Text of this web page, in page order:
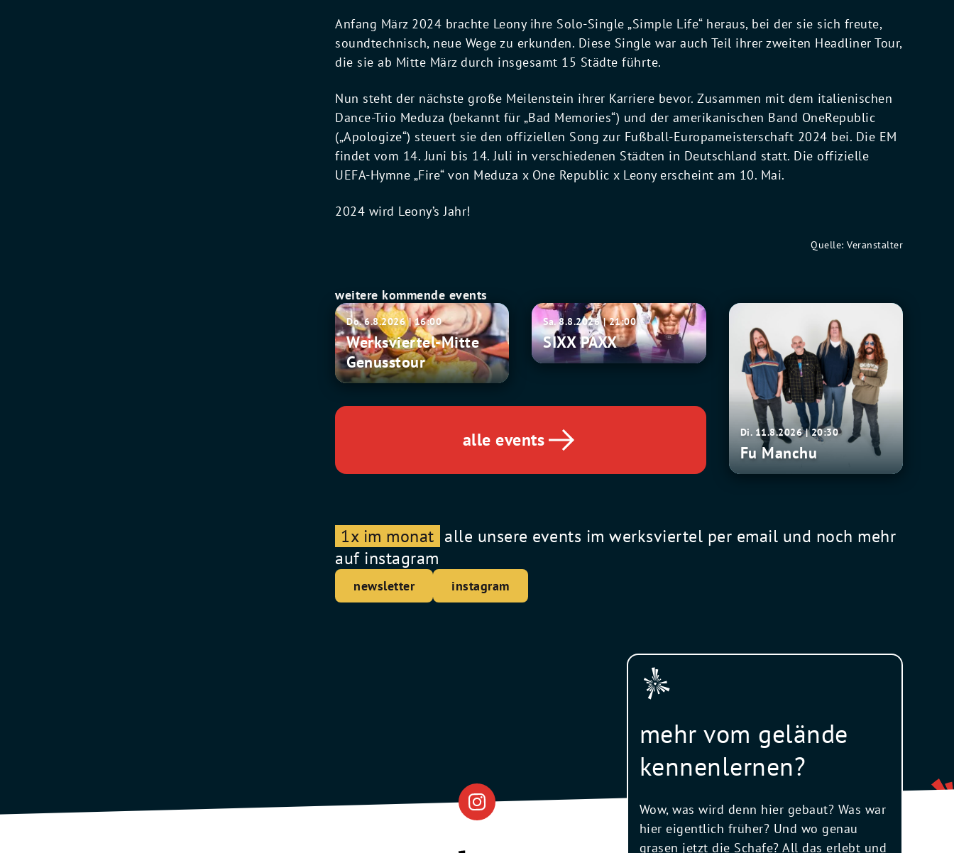
Anfang März 2024 brachte Leony ihre Solo-Single „Simple Life“ heraus, bei der sie sich freute,
soundtechnisch, neue Wege zu erkunden. Diese Single war auch Teil ihrer zweiten Headliner Tour,
die sie ab Mitte März durch insgesamt 15 Städte führte.
Nun steht der nächste große Meilenstein ihrer Karriere bevor. Zusammen mit dem italienischen
Dance-Trio Meduza (bekannt für „Bad Memories“) und der amerikanischen Band OneRepublic
(„Apologize“) steuert sie den offiziellen Song zur Fußball-Europameisterschaft 2024 bei. Die EM
findet vom 14. Juni bis 14. Juli in verschiedenen Städten in Deutschland statt. Die offizielle
UEFA-Hymne „Fire“ von Meduza x One Republic x Leony erscheint am 10. Mai.
2024 wird Leony’s Jahr!
Quelle: Veranstalter
weitere kommende events
Werksviertel-
Mitte
Genusstour
Do. 6.8.2026 | 16:00
Werksviertel-Mitte
Genusstour
SIXX
PAXX
Sa. 8.8.2026 | 21:00
SIXX PAXX
Fu
Manchu
Di. 11.8.2026 | 20:30
Fu Manchu
alle events
1x im monat alle unsere events im werksviertel per email und noch mehr
auf instagram
newsletter instagram
mehr vom gelände
kennenlernen?
Wow, was wird denn hier gebaut? Was war
hier eigentlich früher? Und wo genau
grasen jetzt die Schafe? All das erlebt und